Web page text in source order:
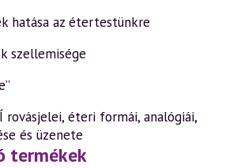
hatása az étertestünkre
szellemisége
Í rovásjelei, éteri formái, analógiái,
és üzenete
termékek